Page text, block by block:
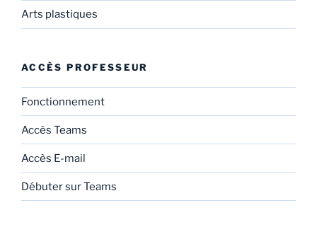
Arts plastiques
ACCÈS PROFESSEUR
Fonctionnement
Accès Teams
Accès E-mail
Débuter sur Teams